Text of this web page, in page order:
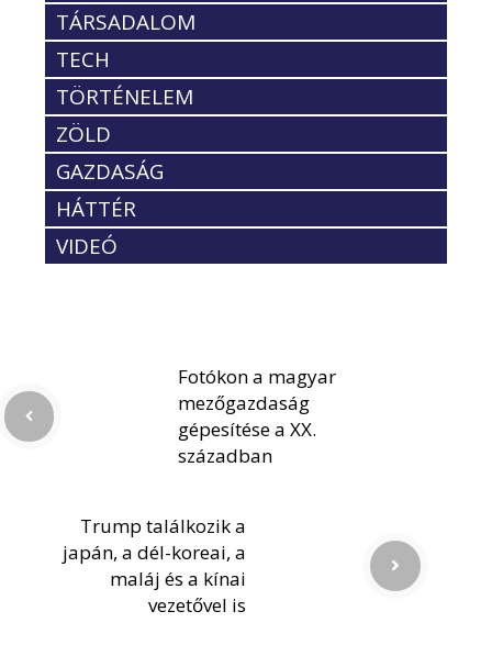
TÁRSADALOM
TECH
TÖRTÉNELEM
ZÖLD
GAZDASÁG
HÁTTÉR
VIDEÓ
Fotókon a magyar
mezőgazdaság
gépesítése a XX.
században
Trump találkozik a
japán, a dél-koreai, a
maláj és a kínai
vezetővel is